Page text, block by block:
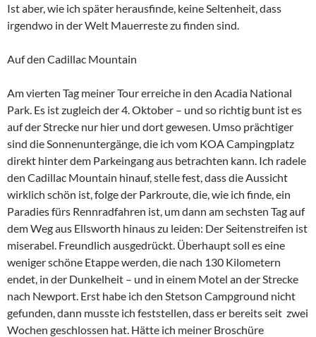
Ist aber, wie ich später herausfinde, keine Seltenheit, dass
irgendwo in der Welt Mauerreste zu finden sind.
Auf den Cadillac Mountain
Am vierten Tag meiner Tour erreiche in den Acadia National
Park. Es ist zugleich der 4. Oktober – und so richtig bunt ist es
auf der Strecke nur hier und dort gewesen. Umso prächtiger
sind die Sonnenuntergänge, die ich vom KOA Campingplatz
direkt hinter dem Parkeingang aus betrachten kann. Ich radele
den Cadillac Mountain hinauf, stelle fest, dass die Aussicht
wirklich schön ist, folge der Parkroute, die, wie ich finde, ein
Paradies fürs Rennradfahren ist, um dann am sechsten Tag auf
dem Weg aus Ellsworth hinaus zu leiden: Der Seitenstreifen ist
miserabel. Freundlich ausgedrückt. Überhaupt soll es eine
weniger schöne Etappe werden, die nach 130 Kilometern
endet, in der Dunkelheit – und in einem Motel an der Strecke
nach Newport. Erst habe ich den Stetson Campground nicht
gefunden, dann musste ich feststellen, dass er bereits seit zwei
Wochen geschlossen hat. Hätte ich meiner Broschüre